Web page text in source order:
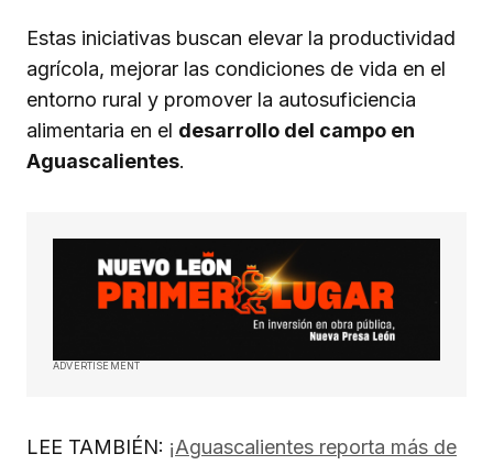
Estas iniciativas buscan elevar la productividad
agrícola, mejorar las condiciones de vida en el
entorno rural y promover la autosuficiencia
alimentaria en el desarrollo del campo en
Aguascalientes.
ADVERTISEMENT
LEE TAMBIÉN: ¡Aguascalientes reporta más de